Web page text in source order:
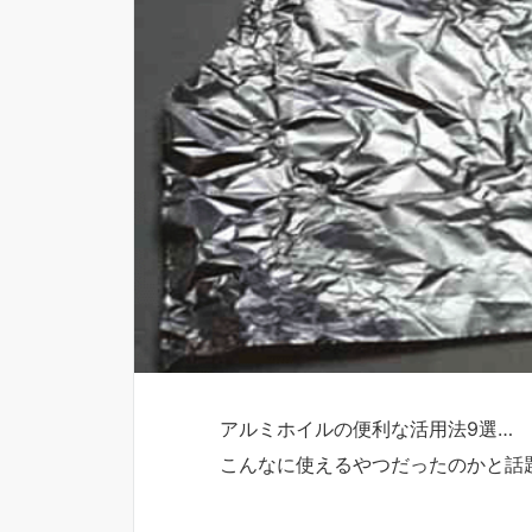
アルミホイルの便利な活用法9選…
こんなに使えるやつだったのかと